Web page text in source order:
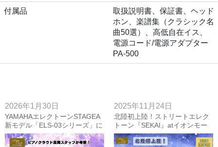
付属品
取扱説明書、保証書、ヘッド
ホン、楽譜集（クラシック名
曲50選）、高低自在イス、
電源コード/電源アダプター
PA-500
2026年1月30日
YAMAHAエレクトーンSTAGEA
新モデル「ELS-03シリーズ」に
迫る！ピアノクラウド高岡スタ
ッフが考察！
2025年11月24日
北陸初上陸！ストリートエレク
トーン『SEKAI』atイオンモー
ル高岡【2025年12月6日～7日】